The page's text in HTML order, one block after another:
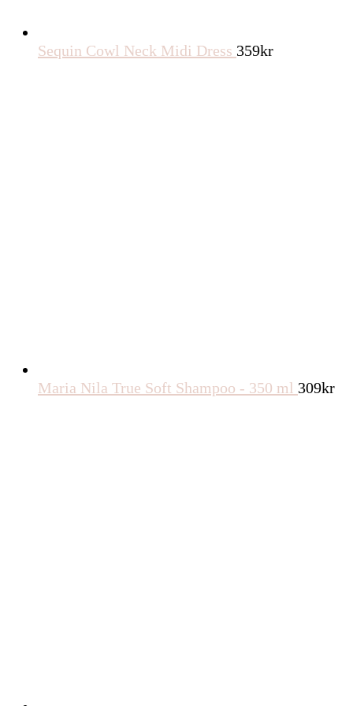
Sequin Cowl Neck Midi Dress 359kr
Maria Nila True Soft Shampoo - 350 ml 309kr